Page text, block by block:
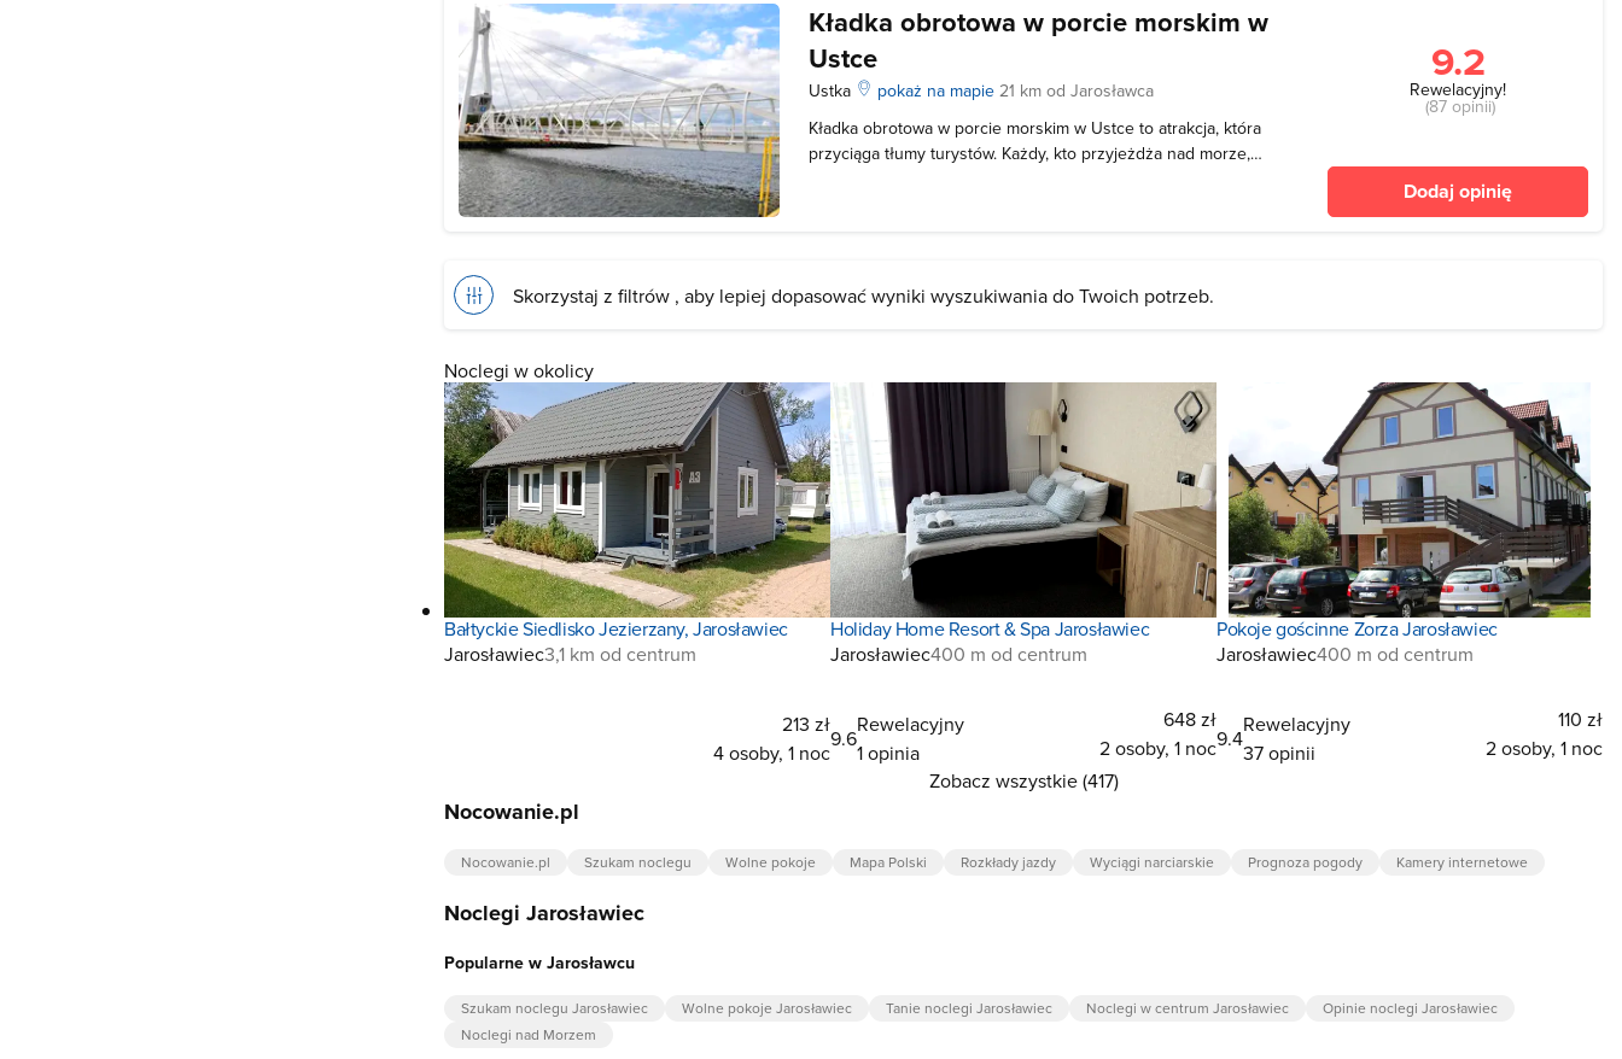
Kładka obrotowa w porcie morskim w
Ustce
Ustka pokaż na mapie21 km od Jarosławca
Kładka obrotowa w porcie morskim w Ustce to atrakcja, która
przyciąga tłumy turystów. Każdy, kto przyjeżdża nad morze,
9.2
Rewelacyjny!
(87 opinii)
Dodaj opinię
Skorzystaj z filtrów , aby lepiej dopasować wyniki wyszukiwania do Twoich potrzeb.
Noclegi w okolicy
Bałtyckie Siedlisko Jezierzany, Jarosławiec
Jarosławiec3,1 km od centrum
213 zł
4 osoby, 1 noc
Holiday Home Resort & Spa Jarosławiec
Jarosławiec400 m od centrum
9.6
Rewelacyjny
1 opinia
648 zł
2 osoby, 1 noc
Pokoje gościnne Zorza Jarosławiec
Jarosławiec400 m od centrum
9.4
Rewelacyjny
37 opinii
110 zł
2 osoby, 1 noc
Zobacz wszystkie (417)
Nocowanie.pl
Nocowanie.pl Szukam noclegu Wolne pokoje Mapa Polski Rozkłady jazdy Wyciągi narciarskie Prognoza pogody Kamery internetowe
Noclegi Jarosławiec
Popularne w Jarosławcu
Szukam noclegu Jarosławiec Wolne pokoje Jarosławiec Tanie noclegi Jarosławiec Noclegi w centrum Jarosławiec
Opinie noclegi Jarosławiec
Noclegi nad Morzem